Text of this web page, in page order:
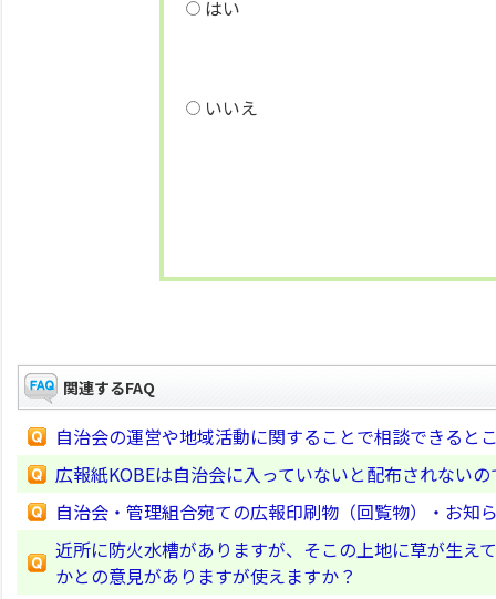
はい
いいえ
関連するFAQ
自治会の運営や地域活動に関することで相談できると
広報紙KOBEは自治会に入っていないと配布されない
自治会・管理組合宛ての広報印刷物（回覧物）・お知
近所に防火水槽がありますが、そこの上地に草が生え
かとの意見がありますが使えますか？